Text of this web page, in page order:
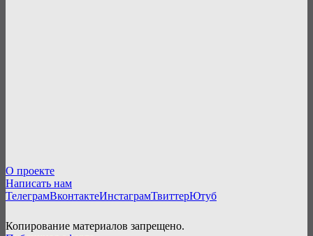
О проекте
Написать нам
ТелеграмВконтактеИнстаграмТвиттерЮтуб
Копирование материалов запрещено.